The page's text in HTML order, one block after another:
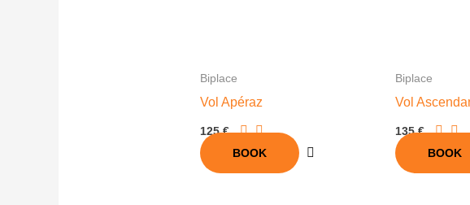
Biplace
Vol Apéraz
125 €
BOOK
Biplace
Vol
135 €
BOOK